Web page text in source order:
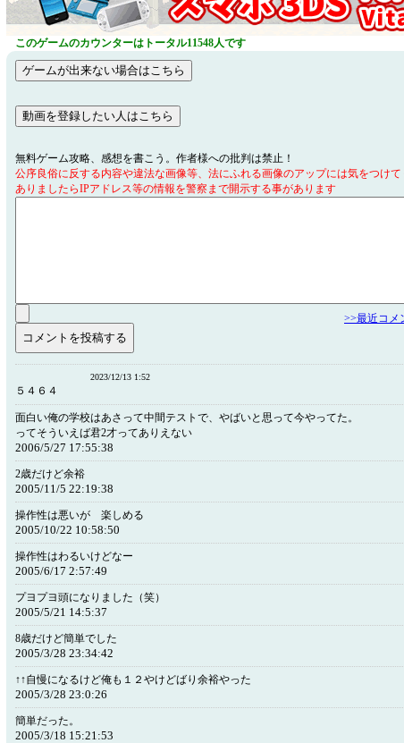
このゲームのカウンターはトータル11548人です
無料ゲーム攻略、感想を書こう。作者様への批判は禁止！
公序良俗に反する内容や違法な画像等、法にふれる画像のアップには気をつけ
ありましたらIPアドレス等の情報を警察まで開示する事があります
>>最近コメ
2023/12/13 1:52
５４６４
面白い俺の学校はあさって中間テストで、やばいと思って今やってた。
ってそういえば君2才ってありえない
2006/5/27 17:55:38
2歳だけど余裕
2005/11/5 22:19:38
操作性は悪いが 楽しめる
2005/10/22 10:58:50
操作性はわるいけどなー
2005/6/17 2:57:49
プヨプヨ頭になりました（笑）
2005/5/21 14:5:37
8歳だけど簡単でした
2005/3/28 23:34:42
↑↑自慢になるけど俺も１２やけどばり余裕やった
2005/3/28 23:0:26
簡単だった。
2005/3/18 15:21:53